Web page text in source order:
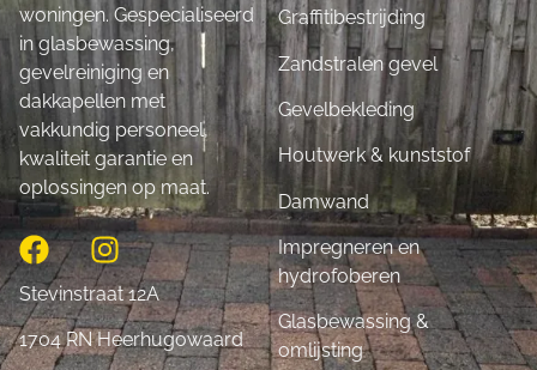
woningen. Gespecialiseerd
in glasbewassing,
gevelreiniging en
dakkapellen met
vakkundig personeel,
kwaliteit garantie en
oplossingen op maat.
Stevinstraat 12A
1704 RN Heerhugowaard
Graffitibestrijding
Zandstralen gevel
Gevelbekleding
Houtwerk & kunststof
Damwand
Impregneren en
hydrofoberen
Glasbewassing &
omlijsting